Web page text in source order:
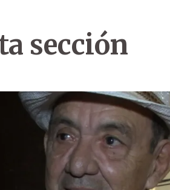
sección